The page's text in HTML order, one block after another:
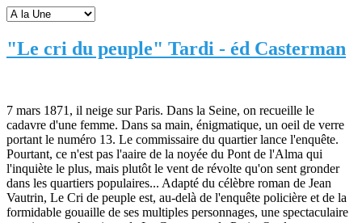
"Le cri du peuple" Tardi - éd Casterman
7 mars 1871, il neige sur Paris. Dans la Seine, on recueille le
cadavre d'une femme. Dans sa main, énigmatique, un oeil de verre
portant le numéro 13. Le commissaire du quartier lance l'enquête.
Pourtant, ce n'est pas l'aaire de la noyée du Pont de l'Alma qui
l'inquiète le plus, mais plutôt le vent de révolte qu'on sent gronder
dans les quartiers populaires... Adapté du célèbre roman de Jean
Vautrin, Le Cri de peuple est, au-delà de l'enquête policière et de la
formidable gouaille de ses multiples personnages, une spectaculaire